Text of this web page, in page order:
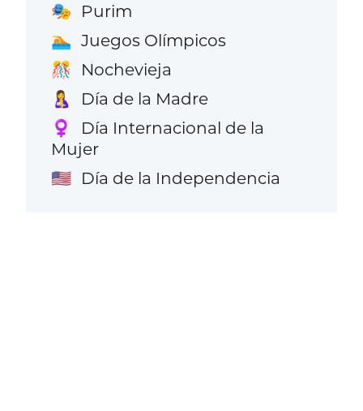
🎭 Purim
🏊 Juegos Olímpicos
🎊 Nochevieja
🤱 Día de la Madre
♀️
Día Internacional de la
Mujer
🇺🇸 Día de la Independencia